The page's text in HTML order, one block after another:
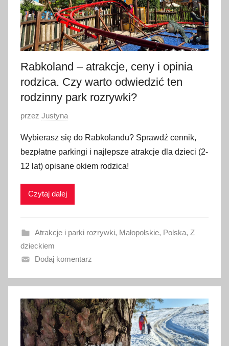
w
c
a
2
0
6
Rabkoland – atrakcje, ceny i opinia
rodzica. Czy warto odwiedzić ten
rodzinny park rozrywki?
O
u
b
l
i
a
n
o
1
c
z
e
przez Justyna
Wybierasz się do Rabkolandu? Sprawdź cennik,
bezpłatne parkingi i najlepsze atrakcje dla dzieci (2-
12 lat) opisane okiem rodzica!
Czytaj dalej
Atrakcje i parki rozrywki, Małopolskie, Polska, Z
dzieckiem
Dodaj komentarz